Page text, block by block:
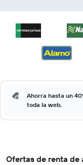
Ahorra hasta un
toda la web.
Ofertas de renta de